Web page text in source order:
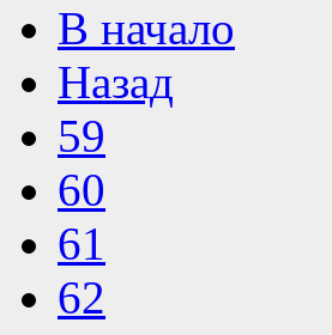
В начало
Назад
59
60
61
62